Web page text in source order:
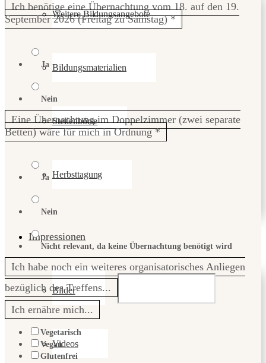
Weitere Bildungsangebote
Bildungsmaterialien
Stellenbörse
Herbsttagung
Impressionen
Bilder
Videos
Ich benötige eine Übernachtung vom 18. auf den 19.
September 2026 (Freitag zu Samstag)*
Ja
Nein
Eine Übernachtung im Doppelzimmer (zwei separate
Betten) wäre für mich in Ordnung*
Ja
Nein
Nicht relevant, da keine Übernachtung benötigt wird
Ich habe noch ein weiteres organisatorisches Anliegen
bezüglich des Treffens...
Ich ernähre mich...
Vegetarisch
Vegan
Glutenfrei